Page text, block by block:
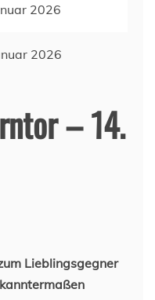
2026
– 14.
Lieblingsgegner